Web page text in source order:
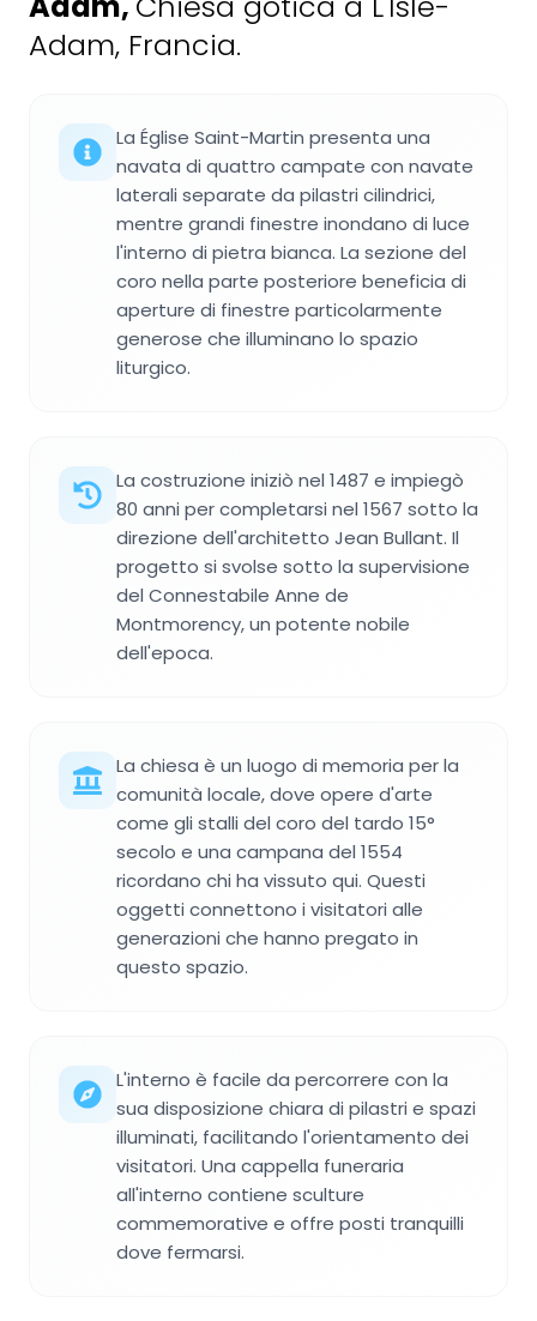
Adam, Francia.
La Église Saint-Martin presenta una
navata di quattro campate con navate
laterali separate da pilastri cilindrici,
mentre grandi finestre inondano di luce
l'interno di pietra bianca. La sezione del
coro nella parte posteriore beneficia di
aperture di finestre particolarmente
generose che illuminano lo spazio
liturgico.
La costruzione iniziò nel 1487 e impiegò
80 anni per completarsi nel 1567 sotto la
direzione dell'architetto Jean Bullant. Il
progetto si svolse sotto la supervisione
del Connestabile Anne de
Montmorency, un potente nobile
dell'epoca.
La chiesa è un luogo di memoria per la
comunità locale, dove opere d'arte
come gli stalli del coro del tardo 15°
secolo e una campana del 1554
ricordano chi ha vissuto qui. Questi
oggetti connettono i visitatori alle
generazioni che hanno pregato in
questo spazio.
L'interno è facile da percorrere con la
sua disposizione chiara di pilastri e spazi
illuminati, facilitando l'orientamento dei
visitatori. Una cappella funeraria
all'interno contiene sculture
commemorative e offre posti tranquilli
dove fermarsi.